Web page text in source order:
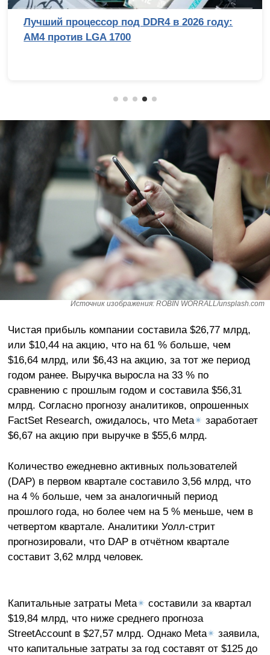
Лучший процессор под DDR4 в 2026 году:
AM4 против LGA 1700
Источник изображения: ROBIN WORRALL/unsplash.com
Чистая прибыль компании составила $26,77 млрд,
или $10,44 на акцию, что на 61 % больше, чем
$16,64 млрд, или $6,43 на акцию, за тот же период
годом ранее. Выручка выросла на 33 % по
сравнению с прошлым годом и составила $56,31
млрд. Согласно прогнозу аналитиков, опрошенных
FactSet Research, ожидалось, что Meta✴ заработает
$6,67 на акцию при выручке в $55,6 млрд.
Количество ежедневно активных пользователей
(DAP) в первом квартале составило 3,56 млрд, что
на 4 % больше, чем за аналогичный период
прошлого года, но более чем на 5 % меньше, чем в
четвертом квартале. Аналитики Уолл-стрит
прогнозировали, что DAP в отчётном квартале
составит 3,62 млрд человек.
Капитальные затраты Meta✴ составили за квартал
$19,84 млрд, что ниже среднего прогноза
StreetAccount в $27,57 млрд. Однако Meta✴ заявила,
что капитальные затраты за год составят от $125 до